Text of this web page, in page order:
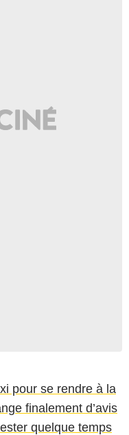
pour se rendre à la
finalement d’avis
quelque temps